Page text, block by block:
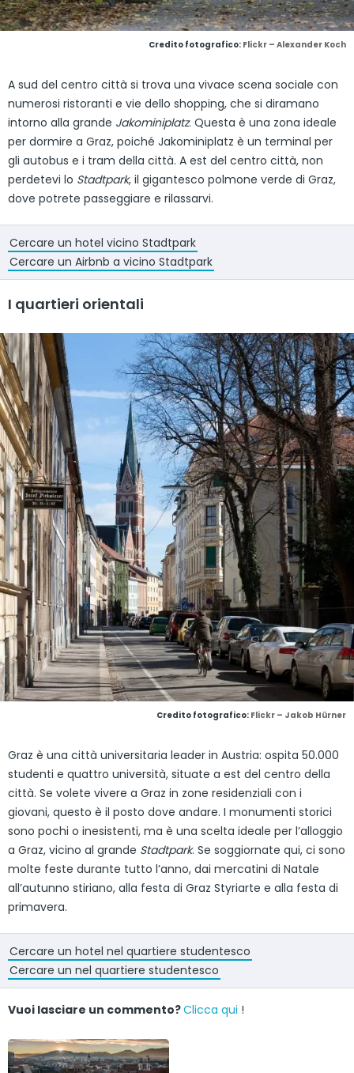
Credito fotografico: Flickr – Alexander Koch
A sud del centro città si trova una vivace scena sociale con
numerosi ristoranti e vie dello shopping, che si diramano
intorno alla grande Jakominiplatz. Questa è una zona ideale
per dormire a Graz, poiché Jakominiplatz è un terminal per
gli autobus e i tram della città. A est del centro città, non
perdetevi lo Stadtpark, il gigantesco polmone verde di Graz,
dove potrete passeggiare e rilassarvi.
Cercare un hotel vicino Stadtpark
Cercare un Airbnb a vicino Stadtpark
I quartieri orientali
Credito fotografico: Flickr – Jakob Hürner
Graz è una città universitaria leader in Austria: ospita 50.000
studenti e quattro università, situate a est del centro della
città. Se volete vivere a Graz in zone residenziali con i
giovani, questo è il posto dove andare. I monumenti storici
sono pochi o inesistenti, ma è una scelta ideale per l’alloggio
a Graz, vicino al grande Stadtpark. Se soggiornate qui, ci sono
molte feste durante tutto l’anno, dai mercatini di Natale
all’autunno stiriano, alla festa di Graz Styriarte e alla festa di
primavera.
Cercare un hotel nel quartiere studentesco
Cercare un nel quartiere studentesco
Vuoi lasciare un commento?Clicca qui !